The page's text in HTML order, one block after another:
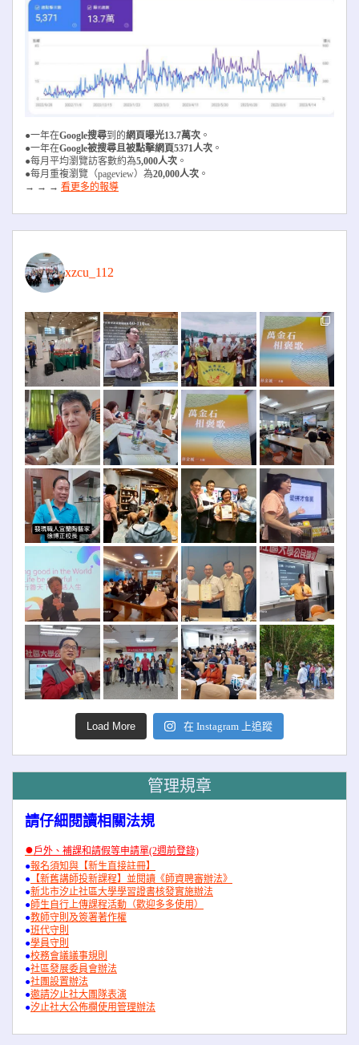
●一年在Google搜尋到的網頁曝光13.7萬次 。
●一年在Google被搜尋且被點擊網頁5371人次 。
●每月平均瀏覽訪客數約為5,000人次 。
●每月重複瀏覽（pageview）為20,000人次 。
→ → → 看更多的報導
xzcu_112
Load More 在 Instagram 上追蹤
管理規章
請仔細閱讀相關法規
●戶外、補課和請假等申請單(2週前登錄)
●報名須知與【新生直接註冊】
● 【新舊講師投新課程】並閱讀《師資聘審辦法》
●新北市汐止社區大學學習證書核發實施辦法
●師生自行上傳課程活動（歡迎多多使用）
●教師守則及簽署著作權
●班代守則
●學員守則
●校務會議議事規則
●社區發展委員會辦法
●社團設置辦法
●邀請汐止社大團隊表演
●汐止社大公佈欄使用管理辦法